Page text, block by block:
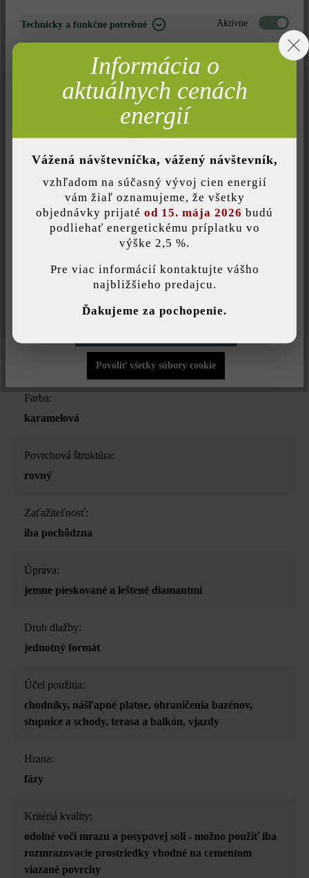
= 1,44 m2za 169,78 €* 208,30 €*
Nájdite predajcu vo vašom okolí
Tlač stránky
Číslo produktu:22977
Opis produktu
Druh produktu:
betónové platne
Farba:
karamelová
Povrchová štruktúra:
rovný
Zaťažiteľnosť:
iba pochôdzna
Úprava:
jemne pieskované a leštené diamantmi
Druh dlažby:
jednotný formát
Účel použitia:
chodníky, nášľapné platne, ohraničenia bazénov,
stupnice a schody, terasa a balkón, vjazdy
Hrana:
fázy
Kritériá kvality:
odolné voči mrazu a posypovej soli - možno použiť iba
rozmrazovacie prostriedky vhodné na cementom
viazané povrchy
Technicky a funkčne potrebné Aktívne
Neaktívne
Komfort (funkčnosť stránky)
Uložiť individuálne nastavenie
Táto webová stránka používa súbory cookie, aby vám ponúkla
Povoliť všetky súbory cookie
Informácia o
aktuálnych cenách
energií
Vážená návštevníčka, vážený návštevník,
vzhľadom na súčasný vývoj cien energií
vám žiaľ oznamujeme, že všetky
objednávky prijaté od 15. mája 2026 budú
podliehať energetickému príplatku vo
výške 2,5 %.
Pre viac informácií kontaktujte vášho
najbližšieho predajcu.
Ďakujeme za pochopenie.